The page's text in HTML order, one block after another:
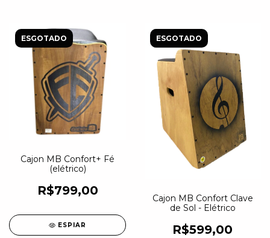
ESGOTADO
Cajon MB Confort+ Fé
(elétrico)
R$799,00
ESPIAR
ESGOTADO
Cajon MB Confort Clave
de Sol - Elétrico
R$599,00